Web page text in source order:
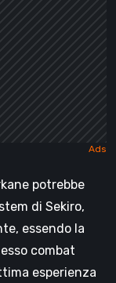
potrebbe
di Sekiro,
essendo la
combat
esperienza